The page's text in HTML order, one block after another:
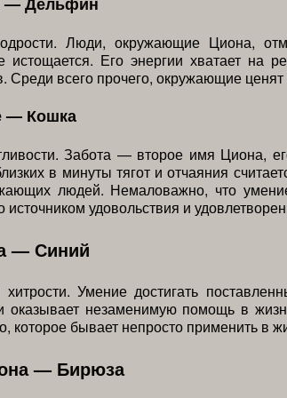
Люди, окружающие Циона,
истощается. Его энергии хватает на
Среди всего прочего, окружающие ценят
— Кошка
Забота — второе имя Циона,
в минуты тягот и отчаяния
людей. Немаловажно, что
источником удовольствия и
— Синий
Умение достигать
оказывает незаменимую помощь в
которое бывает непросто применить в
— Бирюза